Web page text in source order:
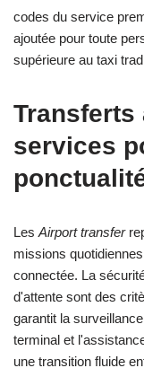
codes du service
ajoutée pour toute
supérieure au taxi
Transferts
services
Les Airport transfer
missions
connectée. La
d'attente sont des
garantit la
terminal et
une transition fluide